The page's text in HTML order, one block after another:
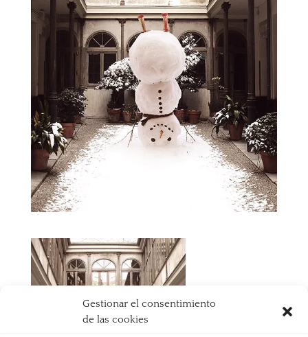
Gestionar el consentimiento
de las cookies